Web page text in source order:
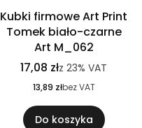
Kubki firmowe Art Print
Tomek biało-czarne
Art M_062
17,08 złz 23% VAT
13,89 złbez VAT
Do koszyka